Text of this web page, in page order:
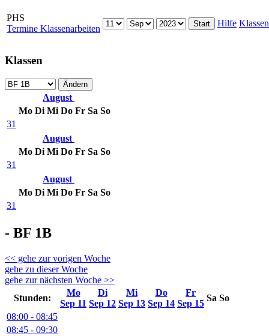
PHS
Termine Klassenarbeiten
Hilfe Klassen
Klassen
August
Mo Di Mi Do Fr Sa So
31
August
Mo Di Mi Do Fr Sa So
31
August
Mo Di Mi Do Fr Sa So
31
- BF 1B
<< gehe zur vorigen Woche
gehe zu dieser Woche
gehe zur nächsten Woche >>
Stunden:
Mo
Sep 11
Di
Sep 12
Mi
Sep 13
Do
Sep 14
Fr
Sep 15
Sa So
08:00 - 08:45
08:45 - 09:30